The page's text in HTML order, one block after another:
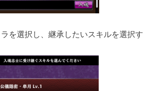
を選択し、継承したいスキルを選択す